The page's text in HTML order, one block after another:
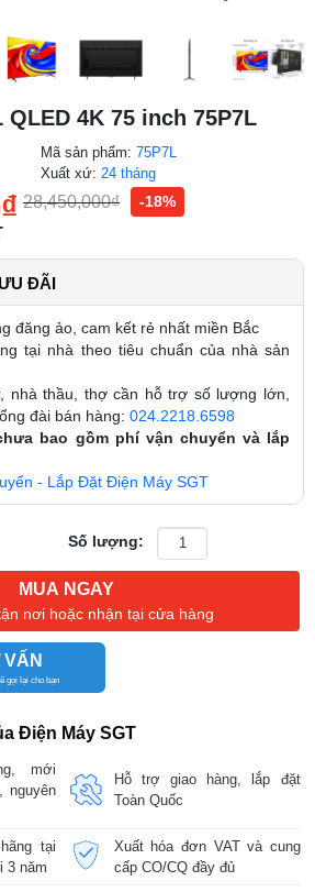
4K 75 inch 75P7L
Mã sản phẩm:75P7L
Xuất xứ: 24 tháng
₫ 28,450,000₫ -18%
ĐÃI
đăng ảo, cam kết rẻ nhất miền Bắc
tại nhà theo tiêu chuẩn của nhà sản
nhà thầu, thợ cần hỗ trợ số lượng lớn,
đài bán hàng: 024.2218.6598
bao gồm phí vận chuyển và lắp
- Lắp Đặt Điện Máy SGT
Số lượng:
MUA NGAY
nơi hoặc nhận tại cửa hàng
gọi lại cho bạn
Điện Máy SGT
mới
nguyên
Hỗ trợ giao hàng, lắp đặt
Toàn Quốc
tại
3 năm
Xuất hóa đơn VAT và cung
cấp CO/CQ đầy đủ